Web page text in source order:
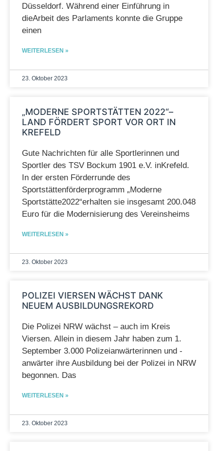
Düsseldorf. Während einer Einführung in
dieArbeit des Parlaments konnte die Gruppe
einen
WEITERLESEN »
23. Oktober 2023
„MODERNE SPORTSTÄTTEN 2022“–
LAND FÖRDERT SPORT VOR ORT IN
KREFELD
Gute Nachrichten für alle Sportlerinnen und
Sportler des TSV Bockum 1901 e.V. inKrefeld.
In der ersten Förderrunde des
Sportstättenförderprogramm „Moderne
Sportstätte2022“erhalten sie insgesamt 200.048
Euro für die Modernisierung des Vereinsheims
WEITERLESEN »
23. Oktober 2023
POLIZEI VIERSEN WÄCHST DANK
NEUEM AUSBILDUNGSREKORD
Die Polizei NRW wächst – auch im Kreis
Viersen. Allein in diesem Jahr haben zum 1.
September 3.000 Polizeianwärterinnen und -
anwärter ihre Ausbildung bei der Polizei in NRW
begonnen. Das
WEITERLESEN »
23. Oktober 2023